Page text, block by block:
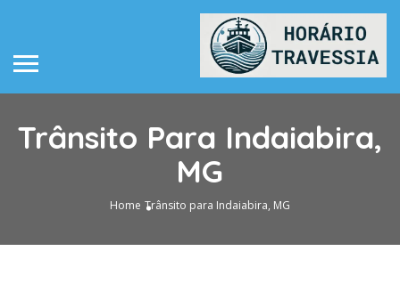
Trânsito Para Indaiabira,
MG
Home Trânsito para Indaiabira, MG